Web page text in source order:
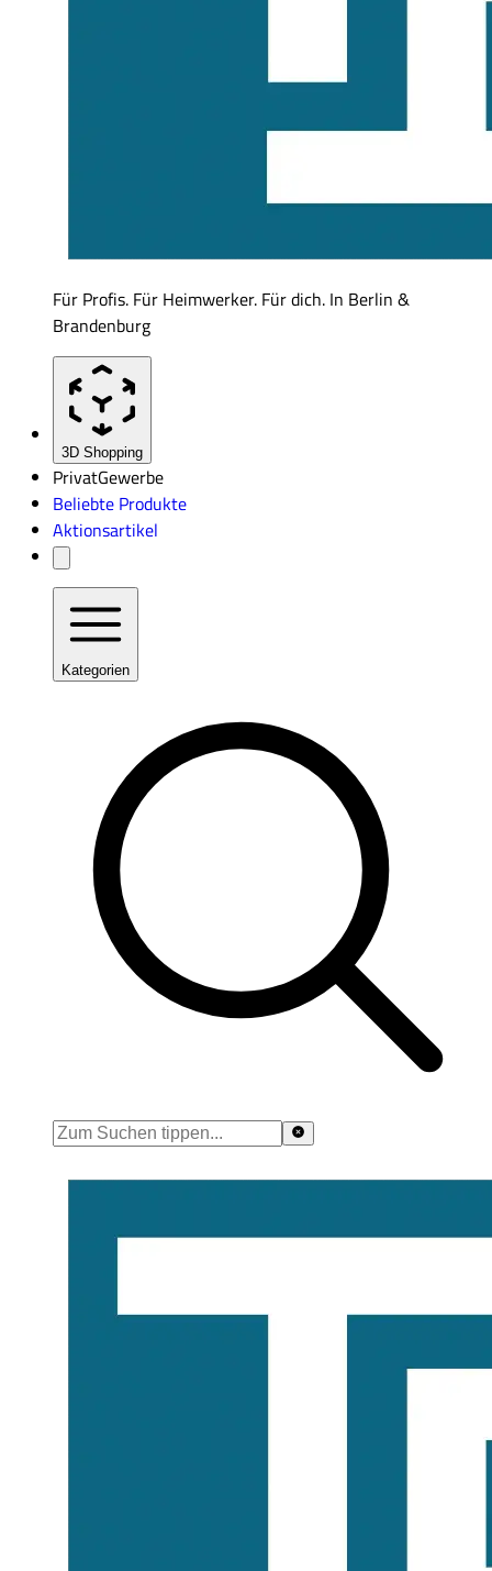
Für Profis. Für Heimwerker. Für dich. In Berlin &
Brandenburg
3D Shopping
PrivatGewerbe
Beliebte Produkte
Aktionsartikel
Kategorien